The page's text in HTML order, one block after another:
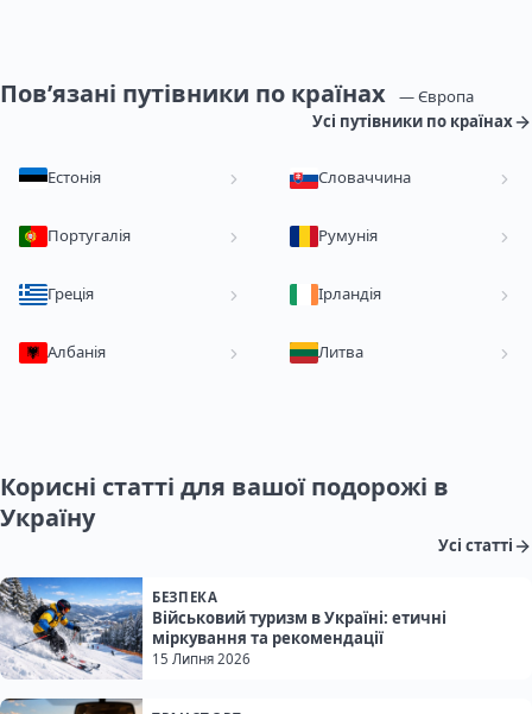
Пов’язані путівники по країнах
— Європа
Усі путівники по країнах
Естонія Словаччина
Португалія Румунія
Греція Ірландія
Албанія Литва
Корисні статті для вашої подорожі в
Україну
Усі статті
БЕЗПЕКА
Військовий туризм в Україні: етичні
міркування та рекомендації
15 Липня 2026